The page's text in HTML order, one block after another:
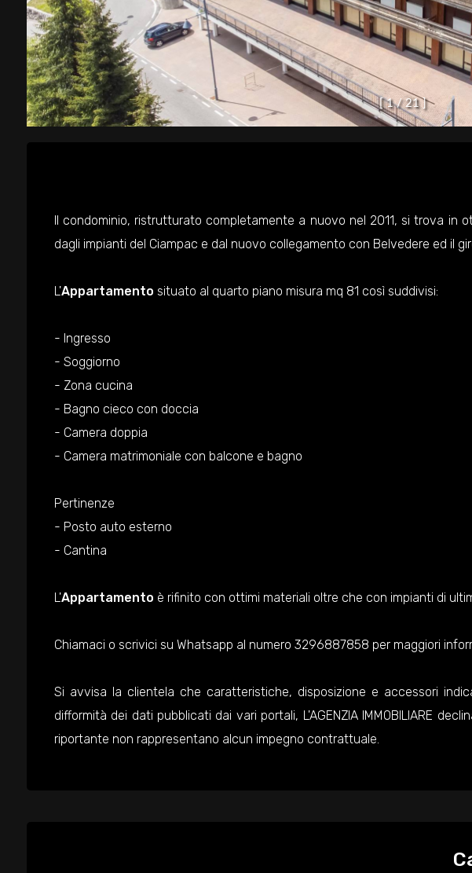
[ 1 / 21 ]
Il condominio, ristrutturato completamente a nuovo nel 2011, si trova in
dagli impianti del Ciampac e dal nuovo collegamento con Belvedere ed il
L'Appartamento situato al quarto piano misura mq 81 così suddivisi:
- Ingresso
- Soggiorno
- Zona cucina
- Bagno cieco con doccia
- Camera doppia
- Camera matrimoniale con balcone e bagno
Pertinenze
- Posto auto esterno
- Cantina
L'Appartamento è rifinito con ottimi materiali oltre che con impianti di
Chiamaci o scrivici su Whatsapp al numero 3296887858 per maggiori
Si avvisa la clientela che caratteristiche, disposizione e accessori
difformità dei dati pubblicati dai vari portali, L'AGENZIA IMMOBILIARE
riportante non rappresentano alcun impegno contrattuale.